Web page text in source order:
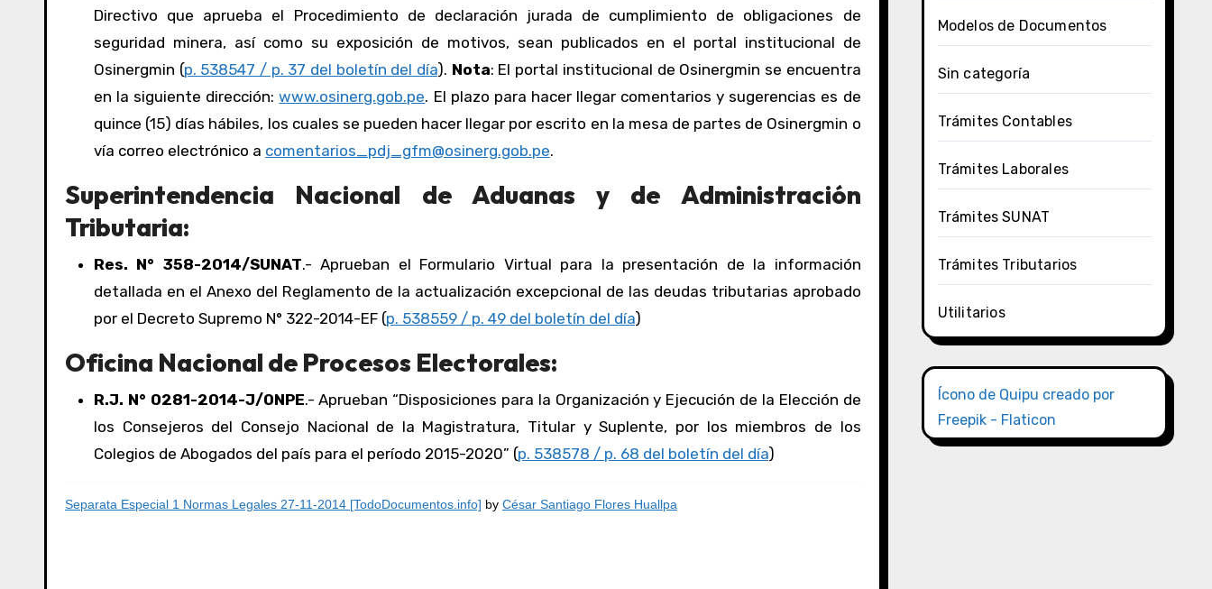
Directivo que aprueba el Procedimiento de declaración jurada de cumplimiento de obligaciones de
seguridad minera, así como su exposición de motivos, sean publicados en el portal institucional de
Osinergmin (p. 538547 / p. 37 del boletín del día). Nota: El portal institucional de Osinergmin se encuentra
en la siguiente dirección:www.osinerg.gob.pe. El plazo para hacer llegar comentarios y sugerencias es de
quince (15) días hábiles, los cuales se pueden hacer llegar por escrito en la mesa de partes de Osinergmin o
vía correo electrónico a comentarios_pdj_gfm@osinerg.gob.pe.
Superintendencia Nacional de Aduanas y de Administración
Tributaria:
Res. N° 358-2014/SUNAT.- Aprueban el Formulario Virtual para la presentación de la información
detallada en el Anexo del Reglamento de la actualización excepcional de las deudas tributarias aprobado
por el Decreto Supremo N° 322-2014-EF (p. 538559 / p. 49 del boletín del día)
Oficina Nacional de Procesos Electorales:
R.J. N° 0281-2014-J/ONPE.- Aprueban “Disposiciones para la Organización y Ejecución de la Elección de
los Consejeros del Consejo Nacional de la Magistratura, Titular y Suplente, por los miembros de los
Colegios de Abogados del país para el período 2015-2020” (p. 538578 / p. 68 del boletín del día)
Separata Especial 1 Normas Legales 27-11-2014 [TodoDocumentos.info] by César Santiago Flores Huallpa
Modelos de Documentos
Sin categoría
Trámites Contables
Trámites Laborales
Trámites SUNAT
Trámites Tributarios
Utilitarios
Ícono de Quipu creado por
Freepik - Flaticon